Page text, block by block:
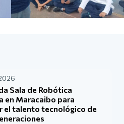
Sala de Robótica
en Maracaibo para
el talento tecnológico de